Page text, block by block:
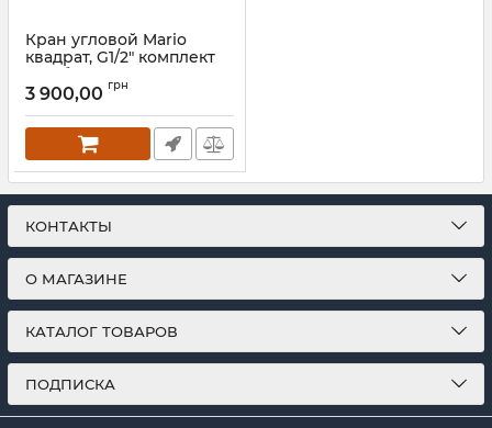
Кран угловой Mario
квадрат, G1/2" комплект
2шт белый глянец
Артикул:4.0.0201.56.P-WG
3 900,00 грн
КОНТАКТЫ
О МАГАЗИНЕ
КАТАЛОГ ТОВАРОВ
ПОДПИСКА